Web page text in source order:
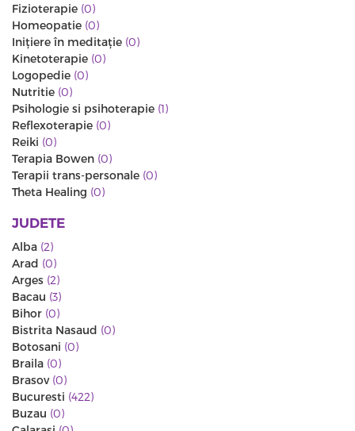
Fizioterapie (0)
Homeopatie (0)
Iniţiere în meditaţie (0)
Kinetoterapie (0)
Logopedie (0)
Nutritie (0)
Psihologie si psihoterapie (1)
Reflexoterapie (0)
Reiki (0)
Terapia Bowen (0)
Terapii trans-personale (0)
Theta Healing (0)
JUDETE
Alba (2)
Arad (0)
Arges (2)
Bacau (3)
Bihor (0)
Bistrita Nasaud (0)
Botosani (0)
Braila (0)
Brasov (0)
Bucuresti (422)
Buzau (0)